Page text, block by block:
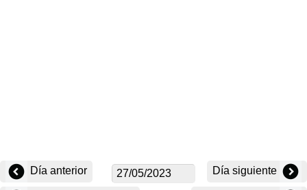
Día anterior Día siguiente